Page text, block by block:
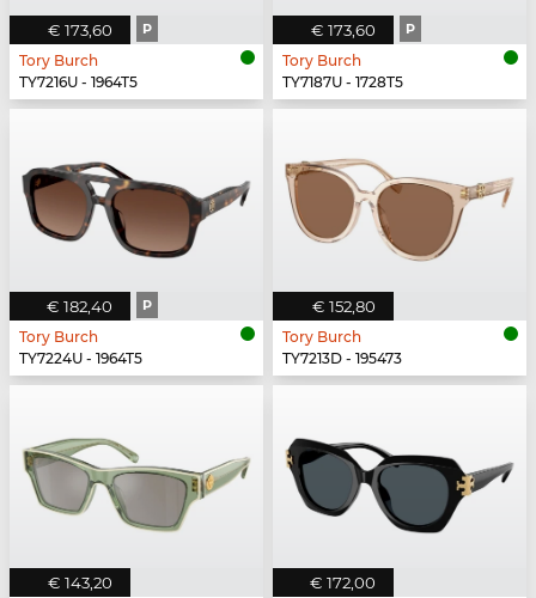
€ 173,60 P
Tory Burch
TY7216U - 1964T5
€ 173,60 P
Tory Burch
TY7187U - 1728T5
€ 182,40 P
Tory Burch
TY7224U - 1964T5
€ 152,80
Tory Burch
TY7213D - 195473
€ 143,20 € 172,00